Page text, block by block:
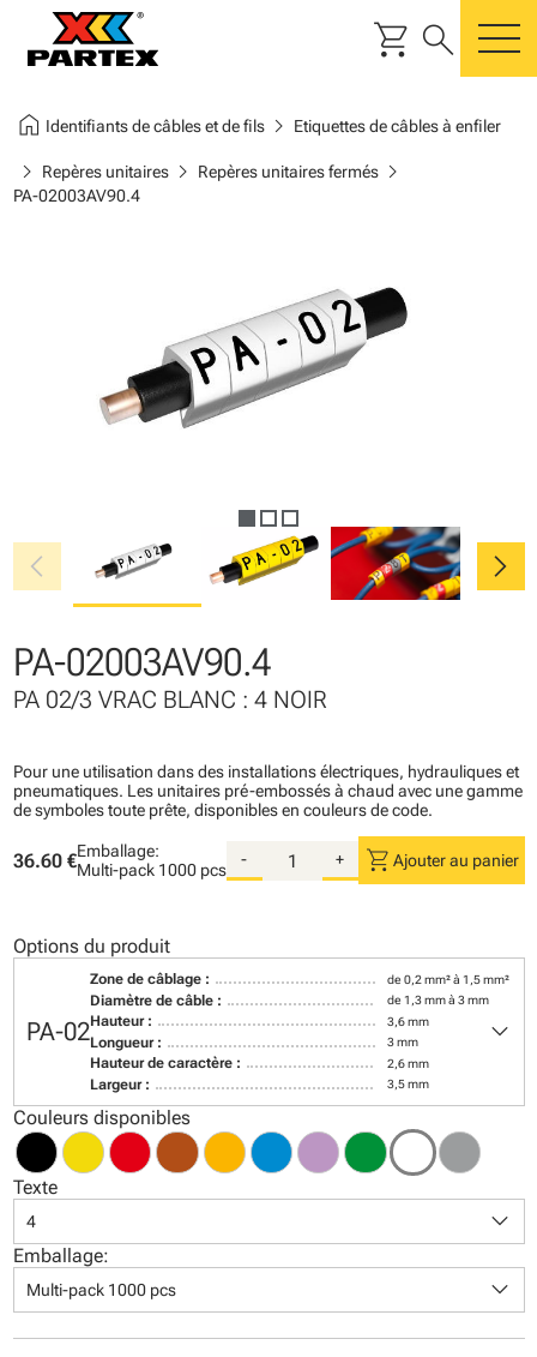
shopping_cart search
home Identifiants de câbles et de filschevron_right Etiquettes de câbles à enfiler
chevron_right Repères unitaireschevron_right Repères unitaires ferméschevron_right
PA-02003AV90.4
chevron_left chevron_right
PA-02003AV90.4
PA 02/3 VRAC BLANC : 4 NOIR
Pour une utilisation dans des installations électriques, hydrauliques et
pneumatiques. Les unitaires pré-embossés à chaud avec une gamme
de symboles toute prête, disponibles en couleurs de code.
36.60 €Emballage:
Multi-pack 1000 pcs
- + shopping_cart Ajouter au panier
Options du produit
PA-02
Zone de câblage : de 0,2 mm² à 1,5 mm²
Diamètre de câble : de 1,3 mm à 3 mm
Hauteur : 3,6 mm
Longueur : 3 mm
Hauteur de caractère : 2,6 mm
Largeur : 3,5 mm
keyboard_arrow_down
Couleurs disponibles
Texte
4 keyboard_arrow_down
Emballage:
Multi-pack 1000 pcs keyboard_arrow_down